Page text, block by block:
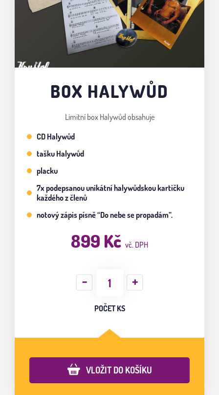
BOX HALYWŮD
Limitní box Halywůd obsahuje
CD Halywůd
tašku Halywůd
placku
7x podepsanou unikátní halywůdskou kartičku
každého z členů
notový zápis písně “Do nebe se propadám”.
899 Kč vč. DPH
POČET KS
VLOŽIT DO KOŠÍKU